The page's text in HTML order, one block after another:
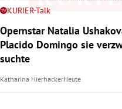
KURIER-Talk
Opernstar Natalia
Placido Domingo sie
suchte
Katharina HierhackerHeute